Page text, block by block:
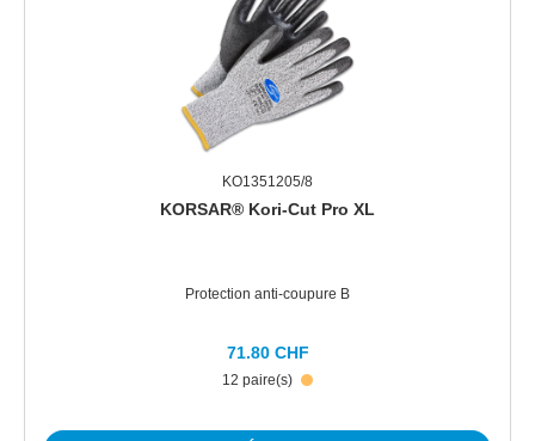
KO1351205/8
KORSAR® Kori-Cut Pro XL
Protection anti-coupure B
12 paire(s)
71.80 CHF